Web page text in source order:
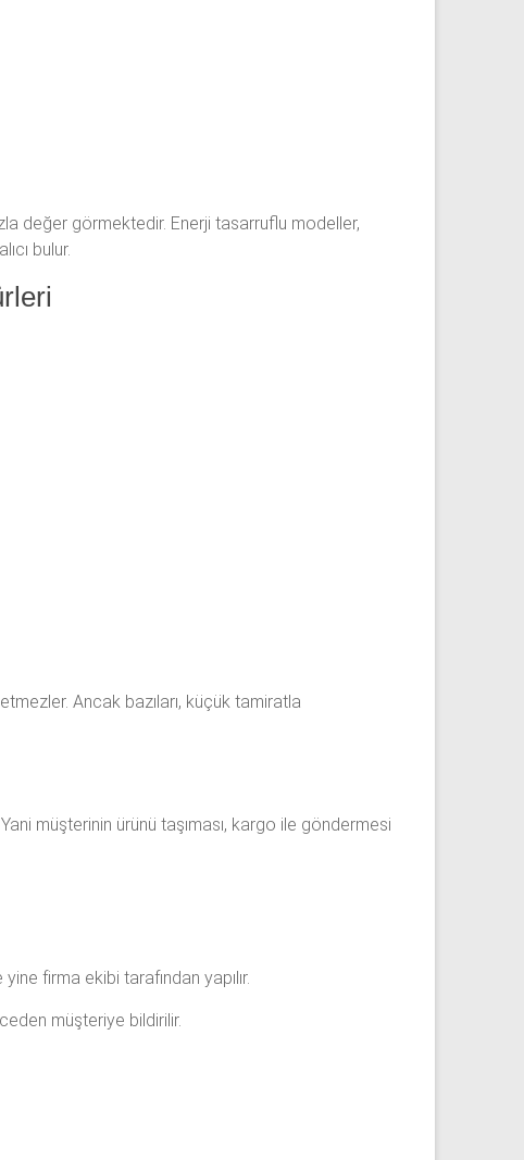
değer görmektedir. Enerji tasarruflu modeller,
bulur.
Ancak bazıları, küçük tamiratla
müşterinin ürünü taşıması, kargo ile göndermesi
firma ekibi tarafından yapılır.
müşteriye bildirilir.